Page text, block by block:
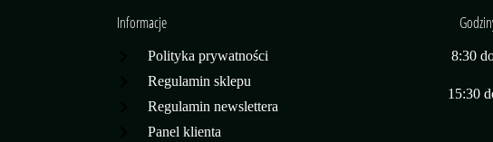
Informacje
Polityka prywatności
Regulamin sklepu
Regulamin newslettera
Panel klienta
8:30
15:30